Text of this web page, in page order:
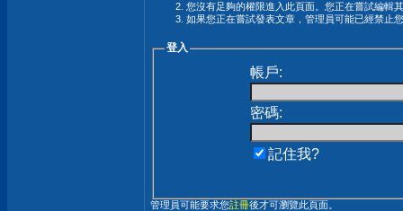
您沒有足夠的權限進入此頁面。您正在嘗試編輯
如果您正在嘗試發表文章，管理員可能已經禁止
登入
帳戶:
密碼:
記住我?
管理員可能要求您註冊後才可瀏覽此頁面。